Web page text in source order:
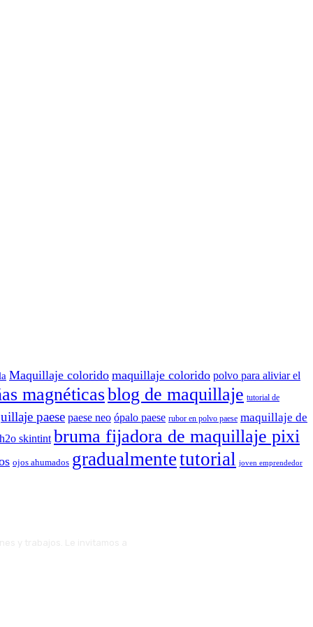
Maquillaje colorido maquillaje colorido polvo para aliviar el
magnéticasblog de maquillaje tutorial de
paese paese neo ópalo paese rubor en polvo paese maquillaje de
skintint bruma fijadora de maquillaje pixi
ojos ahumados gradualmentetutorial joven emprendedor